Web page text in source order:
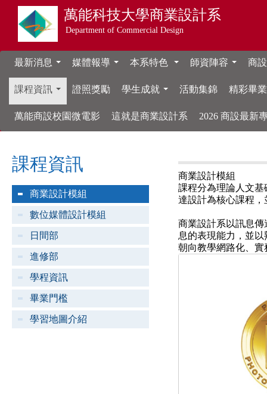
萬能科技大學商業設計系
Department of Commercial Design
最新消息 媒體報導 本系特色 師資陣容 商
課程資訊 證照獎勵 學生成就 活動集錦 精彩畢
萬能商設校園微電影 這就是商業設計系 2026 商設最新
課程資訊
商業設計模組
數位媒體設計模組
日間部
進修部
學程資訊
畢業門檻
學習地圖介紹
商業設計模組
課程分為理論人文
達設計為核心課程
商業設計系以訊息
息的表現能力，並
朝向教學網路化、